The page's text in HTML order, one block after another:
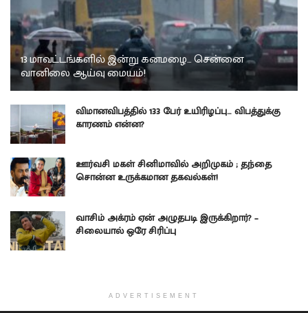
13 மாவட்டங்களில் இன்று கனமழை… சென்னை
வானிலை ஆய்வு மையம்!
விமானவிபத்தில் 133 பேர் உயிரிழப்பு… விபத்துக்கு
காரணம் என்ன?
ஊர்வசி மகள் சினிமாவில் அறிமுகம் ; தந்தை
சொன்ன உருக்கமான தகவல்கள்!
வாசிம் அக்ரம் ஏன் அழுதபடி இருக்கிறார்? –
சிலையால் ஒரே சிரிப்பு
ADVERTISEMENT